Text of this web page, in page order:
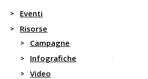
Eventi
Risorse
Campagne
Infografiche
Video